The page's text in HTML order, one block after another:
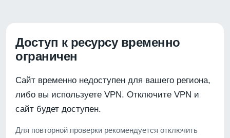
Доступ к ресурсу временно
ограничен
Сайт временно недоступен для вашего региона,
либо вы используете VPN. Отключите VPN и
сайт будет доступен.
Для повторной проверки рекомендуется отключить